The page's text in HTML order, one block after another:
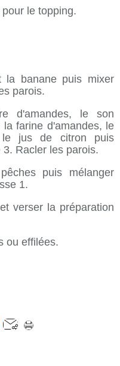
le topping.
banane puis mixer
parois.
d'amandes, le son
farine d'amandes, le
le jus de citron puis
Racler les parois.
puis mélanger
1.
verser la préparation
ou effilées.